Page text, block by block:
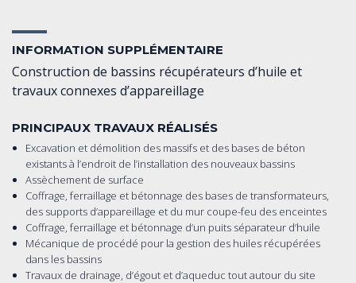
INFORMATION SUPPLÉMENTAIRE
Construction de bassins récupérateurs d’huile et
travaux connexes d’appareillage
PRINCIPAUX TRAVAUX RÉALISÉS
Excavation et démolition des massifs et des bases de béton
existants à l’endroit de l’installation des nouveaux bassins
Assèchement de surface
Coffrage, ferraillage et bétonnage des bases de transformateurs,
des supports d’appareillage et du mur coupe-feu des enceintes
Coffrage, ferraillage et bétonnage d’un puits séparateur d’huile
Mécanique de procédé pour la gestion des huiles récupérées
dans les bassins
Travaux de drainage, d’égout et d’aqueduc tout autour du site